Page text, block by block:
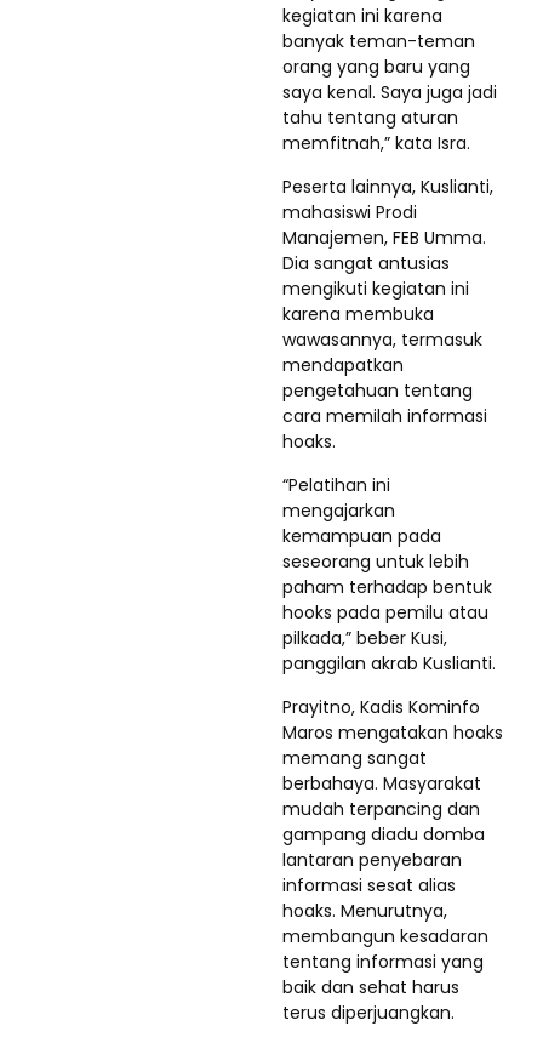
kegiatan ini karena
banyak teman-teman
orang yang baru yang
saya kenal. Saya juga jadi
tahu tentang aturan
memfitnah,” kata Isra.
Peserta lainnya, Kuslianti,
mahasiswi Prodi
Manajemen, FEB Umma.
Dia sangat antusias
mengikuti kegiatan ini
karena membuka
wawasannya, termasuk
mendapatkan
pengetahuan tentang
cara memilah informasi
hoaks.
“Pelatihan ini
mengajarkan
kemampuan pada
seseorang untuk lebih
paham terhadap bentuk
hooks pada pemilu atau
pilkada,” beber Kusi,
panggilan akrab Kuslianti.
Prayitno, Kadis Kominfo
Maros mengatakan hoaks
memang sangat
berbahaya. Masyarakat
mudah terpancing dan
gampang diadu domba
lantaran penyebaran
informasi sesat alias
hoaks. Menurutnya,
membangun kesadaran
tentang informasi yang
baik dan sehat harus
terus diperjuangkan.